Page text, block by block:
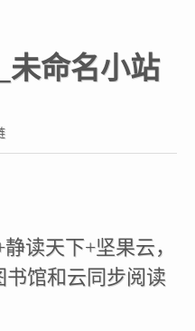
未命名小站
读天下+坚果云，
馆和云同步阅读